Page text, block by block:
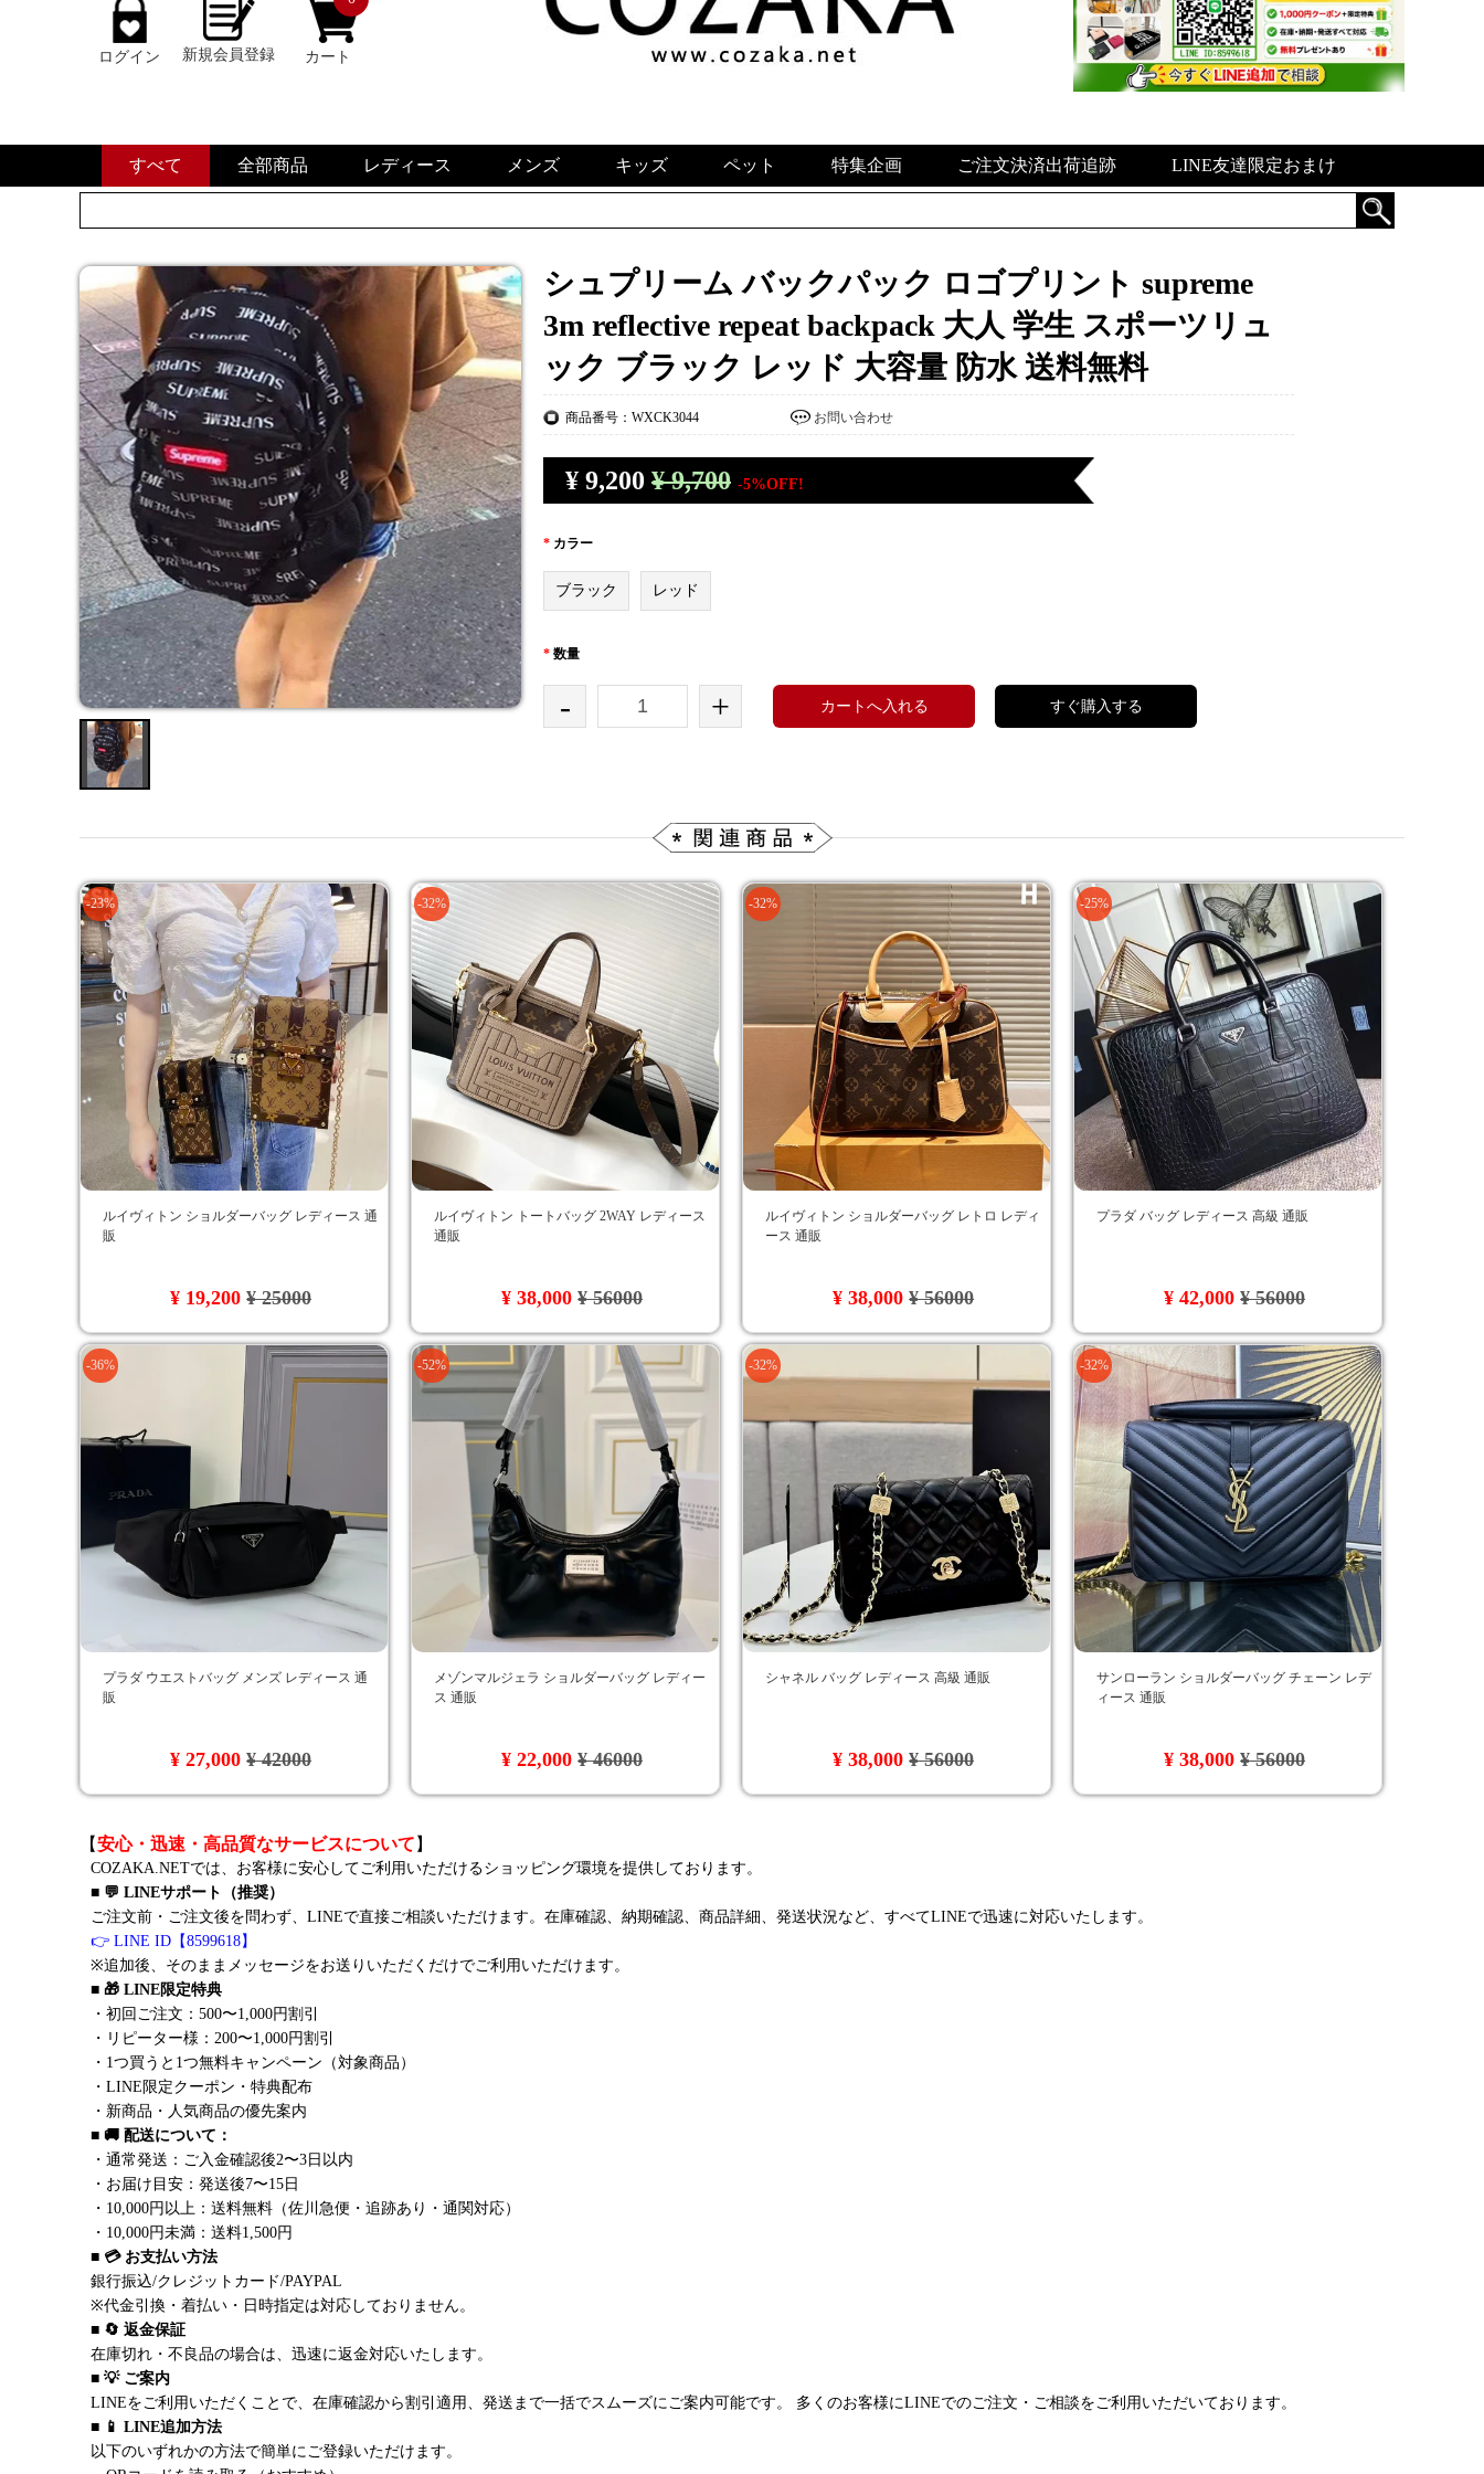
ログイン 新規会員登録 カート
すべて 全部商品 レディース メンズ キッズ ペット 特集企画 ご注文決済出荷追跡 LINE友達限定おまけ
シュプリーム バックパック ロゴプリント supreme
3m reflective repeat backpack 大人 学生 スポーツリュ
ック ブラック レッド 大容量 防水 送料無料
商品番号：WXCK3044 お問い合わせ
¥ 9,200 ¥ 9,700 -5%OFF!
* カラー
ブラック レッド
* 数量
- + カートへ入れる すぐ購入する
-23%
ルイヴィトン ショルダーバッグ レディース 通
販
¥ 19,200¥ 25000
-32%
ルイヴィトン トートバッグ 2WAY レディース
通販
¥ 38,000¥ 56000
-32%
ルイヴィトン ショルダーバッグ レトロ レディ
ース 通販
¥ 38,000¥ 56000
-25%
プラダ バッグ レディース 高級 通販
¥ 42,000¥ 56000
-36%
プラダ ウエストバッグ メンズ レディース 通
販
¥ 27,000¥ 42000
-52%
メゾンマルジェラ ショルダーバッグ レディー
ス 通販
¥ 22,000¥ 46000
-32%
シャネル バッグ レディース 高級 通販
¥ 38,000¥ 56000
-32%
サンローラン ショルダーバッグ チェーン レデ
ィース 通販
¥ 38,000¥ 56000
【安心・迅速・高品質なサービスについて 】
COZAKA.NETでは、お客様に安心してご利用いただけるショッピング環境を提供しております。
■ 💬 LINEサポート（推奨）
ご注文前・ご注文後を問わず、LINEで直接ご相談いただけます。在庫確認、納期確認、商品詳細、発送状況など、すべてLINEで迅速に対応いたします。
👉 LINE ID【8599618】
※追加後、そのままメッセージをお送りいただくだけでご利用いただけます。
■ 🎁 LINE限定特典
・初回ご注文：500〜1,000円割引
・リピーター様：200〜1,000円割引
・1つ買うと1つ無料キャンペーン（対象商品）
・LINE限定クーポン・特典配布
・新商品・人気商品の優先案内
■ 🚚 配送について：
・通常発送：ご入金確認後2〜3日以内
・お届け目安：発送後7〜15日
・10,000円以上：送料無料（佐川急便・追跡あり・通関対応）
・10,000円未満：送料1,500円
■ 💳 お支払い方法
銀行振込/クレジットカード/PAYPAL
※代金引換・着払い・日時指定は対応しておりません。
■ 🔄 返金保証
在庫切れ・不良品の場合は、迅速に返金対応いたします。
■ 💡 ご案内
LINEをご利用いただくことで、在庫確認から割引適用、発送まで一括でスムーズにご案内可能です。 多くのお客様にLINEでのご注文・ご相談をご利用いただいております。
■ 📱 LINE追加方法
以下のいずれかの方法で簡単にご登録いただけます。